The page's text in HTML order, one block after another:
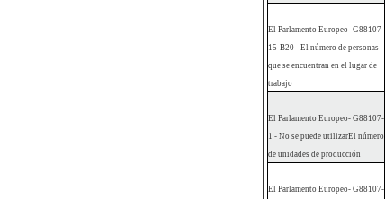
El Parlamento Europeo- G88107-
15-B20 - El número de personas
que se encuentran en el lugar de
trabajo
El Parlamento Europeo- G88107-
1 - No se puede utilizarEl número
de unidades de producción
El Parlamento Europeo- G88107-